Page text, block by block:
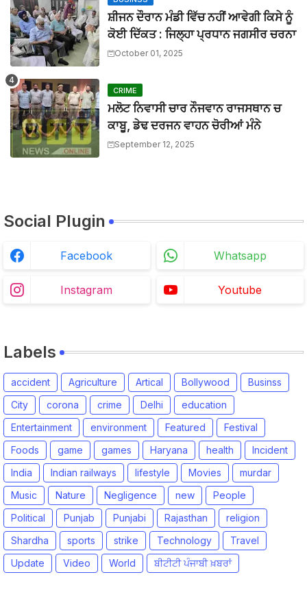
ਬੀਟ ਕਾਰ ਨਾਲ ਟਕਰਾ ਕੇ ਵਿਅਕਤੀ ਦੀ ਮੌਤ, ਨਹੀਂ ਹੋਈ ਪਹਿਚਾਣ
BTTNEWS-Aug 02 2026
ਲਾਪਰਵਾਹੀ : ਖਾਲੜਾ ਕੇਸ ਨਾਲ ਸੰਬੰਧਿਤ ਡੀਐਸਪੀ ਦੀ ਜਗ੍ਹਾ
BTTNEWS-Jul 15 2026
ਓਪੀ ਜਿੰਦਲ ਗਲੋਬਲ ਯੂਨੀਵਰਸਿਟੀ ਦੇ ਵਾਈਸ ਚਾਂਸਲਰ ਨੇ ਪ੍ਰਸਿੱਧ
BTTNEWS-Jun 28 2026
ਸ਼ੀਜਨ ਦੌਰਾਨ ਮੰਡੀ ਵਿੱਚ ਨਹੀਂ ਆਵੇਗੀ ਕਿਸੇ ਨੂੰ
ਕੋਈ ਦਿੱਕਤ : ਜਿਲ੍ਹਾ ਪ੍ਰਧਾਨ ਜਗਸੀਰ ਚਰਨਾ
October 01, 2025
CRIME
ਮਲੋਟ ਨਿਵਾਸੀ ਚਾਰ ਨੌਜਵਾਨ ਰਾਜਸਥਾਨ ਚ
ਕਾਬੂ, ਡੇਢ ਦਰਜਨ ਵਾਹਨ ਚੋਰੀਆਂ ਮੰਨੇ
September 12, 2025
Social Plugin
Facebook Whatsapp
Instagram Youtube
Labels
accident Agriculture Artical Bollywood
Businss
City
corona crime Delhi
education
Entertainment
environment Featured
Festival
Foods
game games Haryana health
Incident
India
Indian railways lifestyle Movies
murdar
Music
Nature Negligence new
People
Political
Punjab Punjabi Rajasthan
religion
Shardha
sports strike Technology
Travel
Update
Video World ਬੀਟੀਟੀ ਪੰਜਾਬੀ ਖ਼ਬਰਾਂ